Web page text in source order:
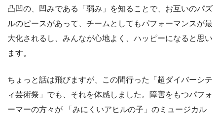
凸凹の、凹みである「弱み」を知ることで、お互いのパズ
ルのピースがあって、チームとしてもパフォーマンスが最
大化されるし、みんなが心地よく、ハッピーになると思い
ます。
ちょっと話は飛びますが、この間行った「超ダイバーシテ
ィ芸術祭」でも、それを体感しました。障害をもつパフォ
ーマーの方々が 「みにくいアヒルの子」のミュージカル